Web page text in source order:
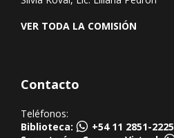
VER TODA LA COMISIÓN
Contacto
Teléfonos:
Biblioteca:
+54 11 2851-2225